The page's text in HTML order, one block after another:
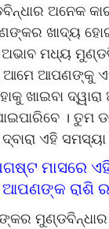
ଅନେକ
ଖାଦ୍ୟ
ମଧ୍ୟ
ଆମେ ଆପଣଙ୍କୁ
ଖାଇବା
। ତୁମ
ଏହି
ମାସରେ
ରାଶି